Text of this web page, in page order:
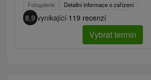
Fotogalerie Detailní informace o zařízení
8,9 vynikající·119 recenzí
Vybrat termín